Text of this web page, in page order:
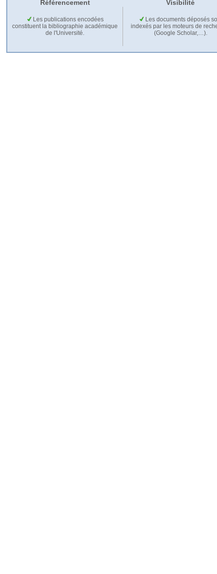
Référencement Visibilité
Les publications encodées
constituent la bibliographie académique
de l'Université.
Les documents déposés
indexés par les moteurs de
(Google Scholar,…).